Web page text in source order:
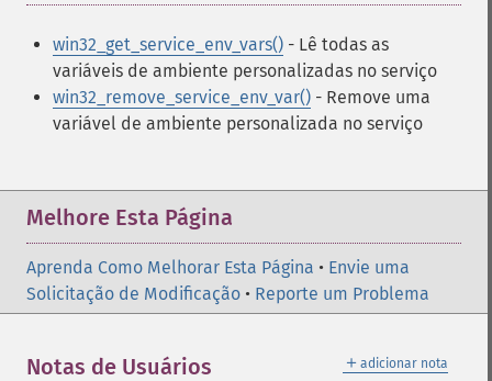
win32_get_service_env_vars() - Lê todas as
variáveis ​​de ambiente personalizadas no serviço
win32_remove_service_env_var() - Remove uma
variável de ambiente personalizada no serviço
Melhore Esta Página
Aprenda Como Melhorar Esta Página • Envie uma
Solicitação de Modificação • Reporte um Problema
＋ adicionar nota
Notas de Usuários